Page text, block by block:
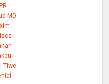
MD
Tiwe